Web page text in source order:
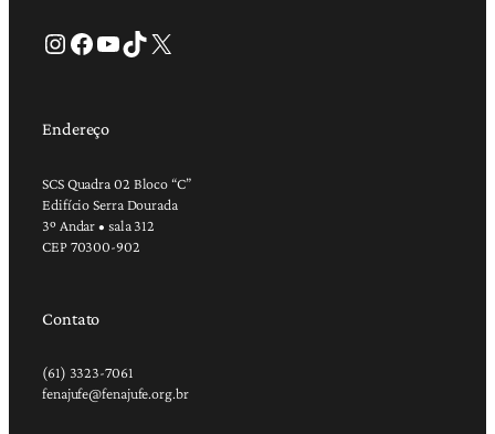
Instagram Facebook Youtube TikTok X
Endereço
SCS Quadra 02 Bloco “C”
Edifício Serra Dourada
3º Andar • sala 312
CEP 70300-902
Contato
(61) 3323-7061
fenajufe@fenajufe.org.br